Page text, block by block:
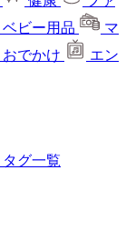
ベビー用品
マ
おでかけ
エン
タグ一覧